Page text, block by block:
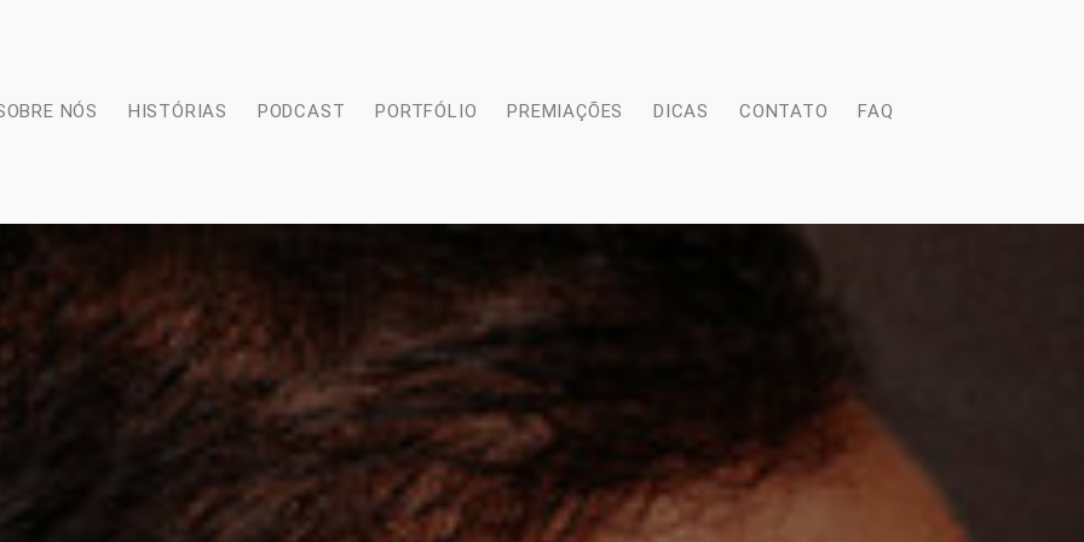
NÓS HISTÓRIAS PODCAST PORTFÓLIO PREMIAÇÕES DICAS CONTATO FAQ